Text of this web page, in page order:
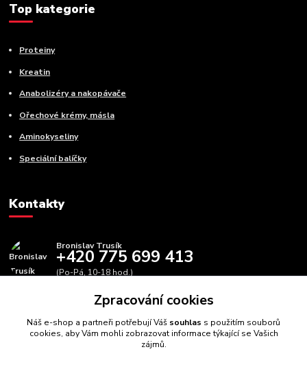
Top kategorie
Proteiny
Kreatin
Anabolizéry a nakopávače
Ořechové krémy, másla
Aminokyseliny
Speciální balíčky
Kontakty
Bronislav Trusík
+420 775 699 413
(Po-Pá, 10-18 hod.)
info@bbfitness.czZpracování cookies
Náš e-shop a partneři potřebují Váš souhlas s použitím souborů
cookies, aby Vám mohli zobrazovat informace týkající se Vašich
zájmů.